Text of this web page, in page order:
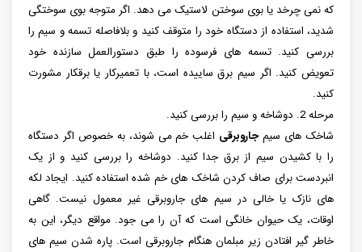
که نمی چرخد یا بوی سوختن لاستیک می دهد. اگر متوجه بوی سوختگی
شدید، استفاده از دستگاه خود را متوقف کنید و بلافاصله تسمه و سیم را
بررسی کنید. تسمه های فرسوده را طبق دستورالعمل سازنده خود
تعویض کنید. اگر سیم برق ساییده است، با تعمیرکار یا برقکار مشورت
کنید.
مرحله 2. دوشاخه و سیم را بررسی کنید.
شاخک های سیم جاروبرقی اغلب خم می شوند، به خصوص اگر دستگاه
را با کشیدن سیم از برق جدا کنید. دوشاخه را بررسی کنید و از یک
انبردست برای صاف کردن شاخک های خم شده استفاده کنید. ایجاد لکه
های نازک یا خالی در سیم های جاروبرقی غیر معمول نیست. گاهی
اوقات، یک حیوان خانگی است که آن را می جود. مواقع دیگر، این به
خاطر گیر افتادن زیر مبلمان هنگام جاروبرقی است. پاره شدن سیم ‌های